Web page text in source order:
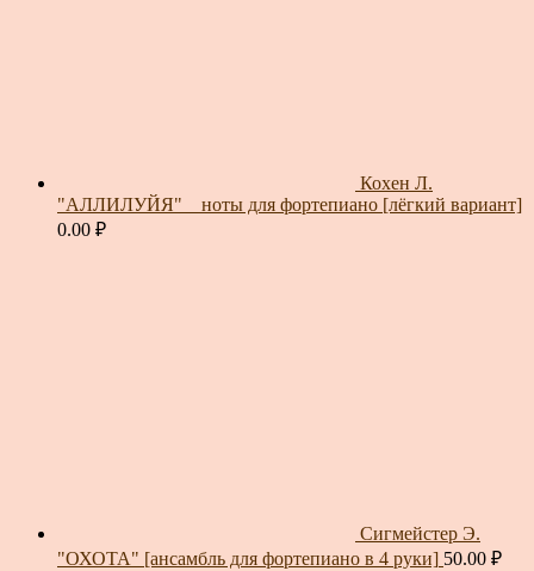
Кохен Л.
"АЛЛИЛУЙЯ" _ ноты для фортепиано [лёгкий вариант]
0.00 ₽
Сигмейстер Э.
"ОХОТА" [ансамбль для фортепиано в 4 руки] 50.00 ₽